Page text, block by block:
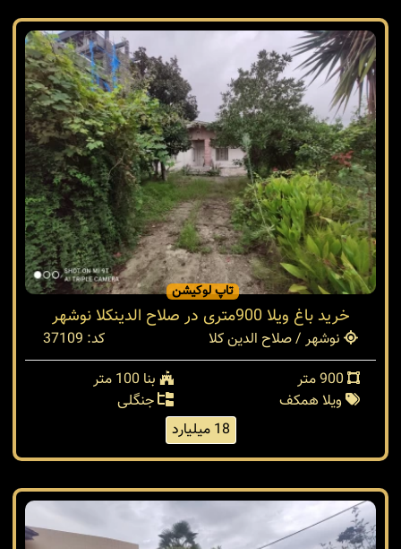
تاپ لوکیشن
خرید باغ ویلا 900متری در صلاح الدینکلا نوشهر
نوشهر / صلاح الدین کلا
کد: 37109
بنا 100 متر
ویلا همکف
جنگلی
18 میلیارد